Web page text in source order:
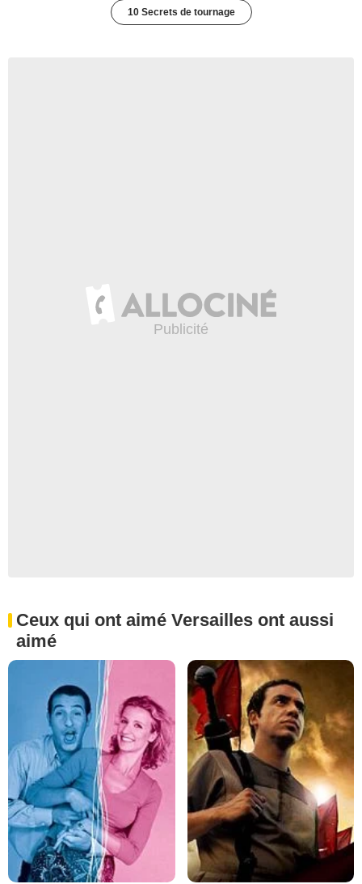
10 Secrets de tournage
Ceux qui ont aimé Versailles ont aussi
aimé